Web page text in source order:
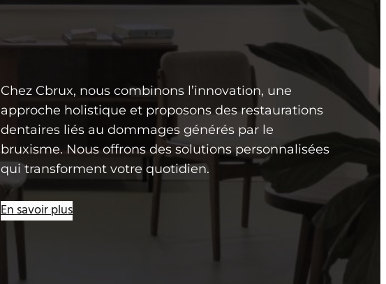
Chez Cbrux, nous combinons l’innovation, une
approche holistique et proposons des restaurations
dentaires liés au dommages générés par le
bruxisme. Nous offrons des solutions personnalisées
qui transforment votre quotidien.
En savoir plus